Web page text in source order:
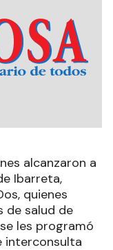
alcanzaron a
Ibarreta,
quienes
de salud de
les programó
interconsulta